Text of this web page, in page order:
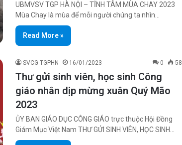
UBMVSV TGP HÀ NỘI – TĨNH TÂM MÙA CHAY 2023
Mùa Chay là mùa để mỗi người chúng ta nhìn…
Read More »
SVCG TGPHN 16/01/2023 0 58
Thư gửi sinh viên, học sinh Công
giáo nhân dịp mừng xuân Quý Mão
2023
ỦY BAN GIÁO DỤC CÔNG GIÁO trực thuộc Hội Đồng
Giám Mục Việt Nam THƯ GỬI SINH VIÊN, HỌC SINH…